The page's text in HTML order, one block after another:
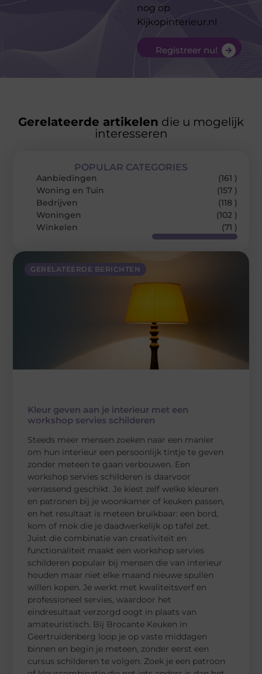
nog op
Kijkopinterieur.nl
Registreer nu!
Gerelateerde artikelen die u mogelijk
interesseren
GERELATEERDE BERICHTEN
Kleur geven aan je interieur met een
workshop servies schilderen
Steeds meer mensen zoeken naar een manier
om hun interieur een persoonlijk tintje te geven
zonder meteen te gaan verbouwen. Een
workshop servies schilderen is daarvoor
verrassend geschikt. Je kiest zelf welke kleuren
en patronen bij je woonkamer of keuken passen,
en het resultaat is meteen bruikbaar: een bord,
kom of mok die je daadwerkelijk op tafel zet.
Juist die combinatie van creativiteit en
functionaliteit maakt een workshop servies
schilderen populair bij mensen die van interieur
houden maar niet elke maand nieuwe spullen
willen kopen. Je werkt met kwaliteitsverf en
professioneel servies, waardoor het
eindresultaat verzorgd oogt in plaats van
amateuristisch. Bij Brocante Keuken in
Geertruidenberg loop je op vaste middagen
binnen en begin je meteen, zonder eerst een
cursus schilderen te volgen. Zoek je een patroon
POPULAR CATEGORIES
Aanbiedingen
(161 )
Woning en Tuin
(157 )
Bedrijven
(118 )
Woningen
(102 )
Winkelen
(71 )